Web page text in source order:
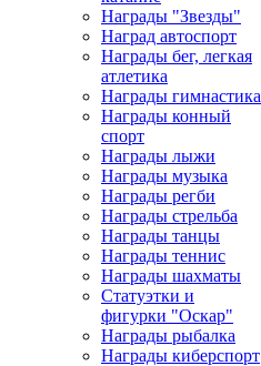
Награды "Звезды"
Наград автоспорт
Награды бег, легкая
атлетика
Награды гимнастика
Награды конный
спорт
Награды лыжи
Награды музыка
Награды регби
Награды стрельба
Награды танцы
Награды теннис
Награды шахматы
Статуэтки и
фигурки "Оскар"
Награды рыбалка
Награды киберспорт